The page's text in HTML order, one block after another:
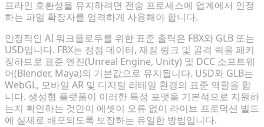
프라인 호환성을 유지하려면 전송 프로세스에 업계에서 인정
하는 파일 확장자를 엄격하게 사용해야 합니다.
안정적인 AI 워크플로우를 위한 표준 출력은 FBX와 GLB 또는
USD입니다. FBX는 정점 데이터, 재질 링크 및 골격 릭을 패키
징하므로 표준 엔진(Unreal Engine, Unity) 및 DCC 소프트웨
어(Blender, Maya)의 기본값으로 유지됩니다. USD와 GLB는
WebGL, 모바일 AR 및 디지털 리테일 환경의 표준 역할을 합
니다. 생성형 플랫폼이 이러한 특정 포맷을 기본적으로 지원하
는지 확인하는 것만이 에셋이 오류 없이 라이브 프로덕션 빌드
에 실제로 배포되도록 보장하는 유일한 방법입니다.